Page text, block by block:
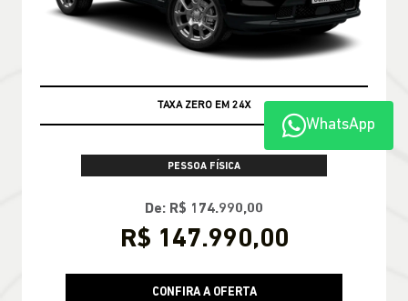
TAXA ZERO EM 24X
PESSOA FÍSICA
De: R$ 174.990,00
R$ 147.990,00
CONFIRA A OFERTA
WhatsApp